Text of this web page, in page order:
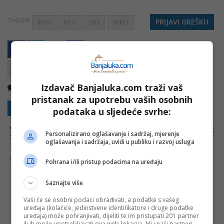
TAGOVI: IRAN RAT SAD SVIJET PRIJAVI GREŠKU
Kopirati
Nema komentara
Sakrij sve komentare Prikaži komentare
NAPOMENA:
Komentari odražavaju stavove njihovih autora, a ne nužno i stavove internet portala Banjaluka.com. Molimo korisnike da se suzdrže od
vrijeđanja, psovanja i vulgarnog izražavanja. Portal Banjaluka.com zadržava pravo da obriše komentar bez najave i objašnjenja. Zbog velikog broja
komentara Banjaluka.com nije dužan obrisati sve komentare koji krše pravila. Kao čitalac takođe prihvatate mogućnost da među komentarima mogu
biti pronađeni sadržaji koji mogu biti u suprotnosti sa vašim vjerskim, moralnim i drugim načelima i uvjerenjima.
Šta mislite o ovoj temi?
Vaša e-mail adresa neće biti objavljena. Sva polja su
obavezna!
Izdavač Banjaluka.com traži vaš
pristanak za upotrebu vaših osobnih
podataka u sljedeće svrhe:
Personalizirano oglašavanje i sadržaj, mjerenje
oglašavanja i sadržaja, uvidi u publiku i razvoj usluga
Pohrana i/ili pristup podacima na uređaju
Saznajte više
Vaši će se osobni podaci obrađivati, a podatke s vašeg
uređaja (kolačiće, jedinstvene identifikatore i druge podatke
uređaja) može pohranjivati, dijeliti te im pristupati 201 partner